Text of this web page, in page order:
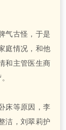
气古怪，于是
庭情况，和他
和主管医生商
床等原因，李
洁，刘翠莉护